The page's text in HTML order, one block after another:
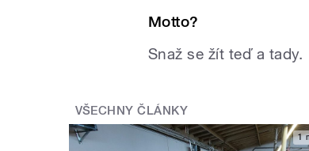
Motto?
Snaž se žít teď a tady.
VŠECHNY ČLÁNKY
1